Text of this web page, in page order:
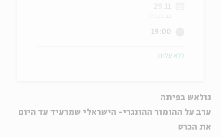
גולאש בפיתה
ערב על ההומור ההונגרי- הישראלי שמרעיד עד היום
את הכרס
29.11
19:00
ללא עלות